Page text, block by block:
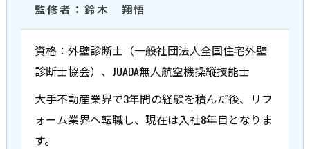
監修者：鈴木 翔悟
資格：外壁診断士（一般社団法人全国住宅外壁
診断士協会）、JUADA無人航空機操縦技能士
大手不動産業界で3年間の経験を積んだ後、リフ
ォーム業界へ転職し、現在は入社8年目となりま
す。